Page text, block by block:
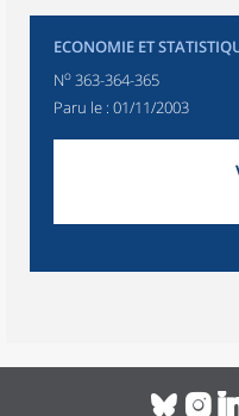
ECONOMIE ET
No 363-364-365
Paru le : 01/11/2003